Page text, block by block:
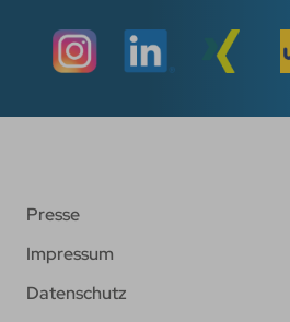
Presse
Impressum
Datenschutz